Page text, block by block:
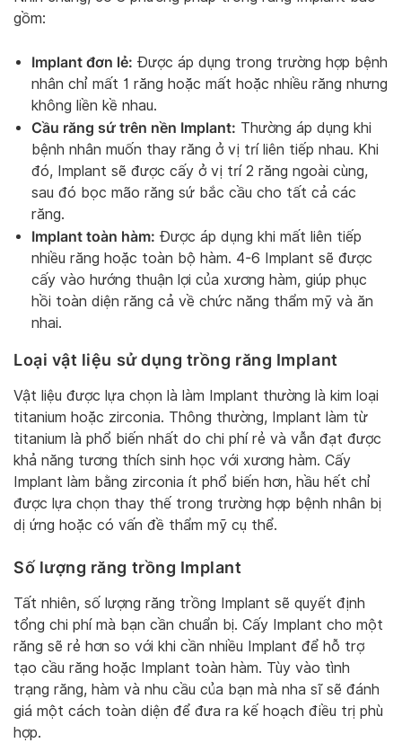
gồm:
Implant đơn lẻ: Được áp dụng trong trường hợp bệnh
nhân chỉ mất 1 răng hoặc mất hoặc nhiều răng nhưng
không liền kề nhau.
Cầu răng sứ trên nền Implant: Thường áp dụng khi
bệnh nhân muốn thay răng ở vị trí liên tiếp nhau. Khi
đó, Implant sẽ được cấy ở vị trí 2 răng ngoài cùng,
sau đó bọc mão răng sứ bắc cầu cho tất cả các
răng.
Implant toàn hàm: Được áp dụng khi mất liên tiếp
nhiều răng hoặc toàn bộ hàm. 4-6 Implant sẽ được
cấy vào hướng thuận lợi của xương hàm, giúp phục
hồi toàn diện răng cả về chức năng thẩm mỹ và ăn
nhai.
Loại vật liệu sử dụng trồng răng Implant
Vật liệu được lựa chọn là làm Implant thường là kim loại
titanium hoặc zirconia. Thông thường, Implant làm từ
titanium là phổ biến nhất do chi phí rẻ và vẫn đạt được
khả năng tương thích sinh học với xương hàm. Cấy
Implant làm bằng zirconia ít phổ biến hơn, hầu hết chỉ
được lựa chọn thay thế trong trường hợp bệnh nhân bị
dị ứng hoặc có vấn đề thẩm mỹ cụ thể.
Số lượng răng trồng Implant
Tất nhiên, số lượng răng trồng Implant sẽ quyết định
tổng chi phí mà bạn cần chuẩn bị. Cấy Implant cho một
răng sẽ rẻ hơn so với khi cần nhiều Implant để hỗ trợ
tạo cầu răng hoặc Implant toàn hàm. Tùy vào tình
trạng răng, hàm và nhu cầu của bạn mà nha sĩ sẽ đánh
giá một cách toàn diện để đưa ra kế hoạch điều trị phù
hợp.